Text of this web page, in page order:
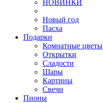
НОВИНКИ
Новый год
Пасха
Подарки
Комнатные цветы
Открытки
Сладости
Шары
Картины
Свечи
Пионы